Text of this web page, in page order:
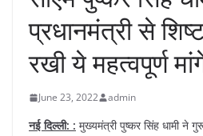
प्रधानमंत्री से
रखी ये महत्वपूर्ण
June 23, 2022 admin
नई दिल्ली: : मुख्यमंत्री पुष्कर सिंह धामी ने